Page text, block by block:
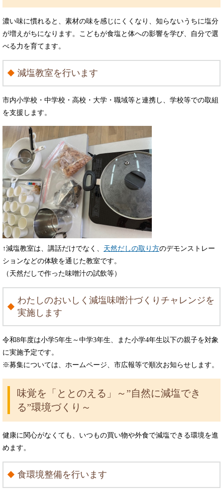
濃い味に慣れると、素材の味を感じにくくなり、知らないうちに塩分
が増えがちになります。こどもが食塩と体への影響を学び、自分で選
べる力を育てます。
減塩教室を行います
市内小学校・中学校・高校・大学・職域等と連携し、学校等での取組
を支援します。
↑減塩教室は、講話だけでなく、 天然だしの取り方のデモンストレー
ションなどの体験を通じた教室です。
（天然だしで作った味噌汁の試飲等）
わたしのおいしく減塩味噌汁づくりチャレンジを
実施します
令和8年度は小学5年生～中学3年生、また小学4年生以下の親子を対象
に実施予定です。
※募集については、ホームページ、市広報等で順次お知らせします。
味覚を「ととのえる」
～”自然に減塩でき
る”環境づくり～
健康に関心がなくても、いつもの買い物や外食で減塩できる環境を進
めます。
食環境整備を行います